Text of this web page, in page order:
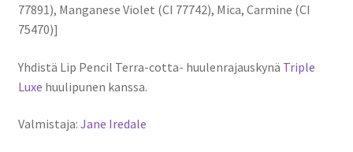
77891), Manganese Violet (CI 77742), Mica, Carmine (CI
75470)]
Yhdistä Lip Pencil Terra-cotta- huulenrajauskynä Triple
Luxe huulipunen kanssa.
Valmistaja: Jane Iredale